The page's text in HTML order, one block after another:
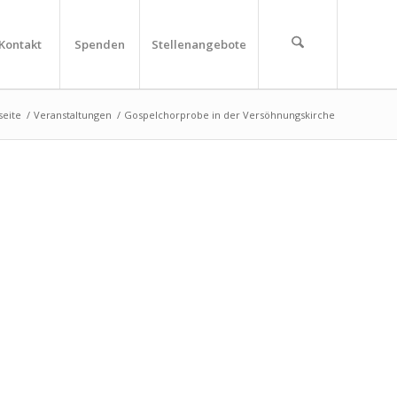
Kontakt Spenden Stellenangebote
/ Veranstaltungen / Gospelchorprobe in der Versöhnungskirche